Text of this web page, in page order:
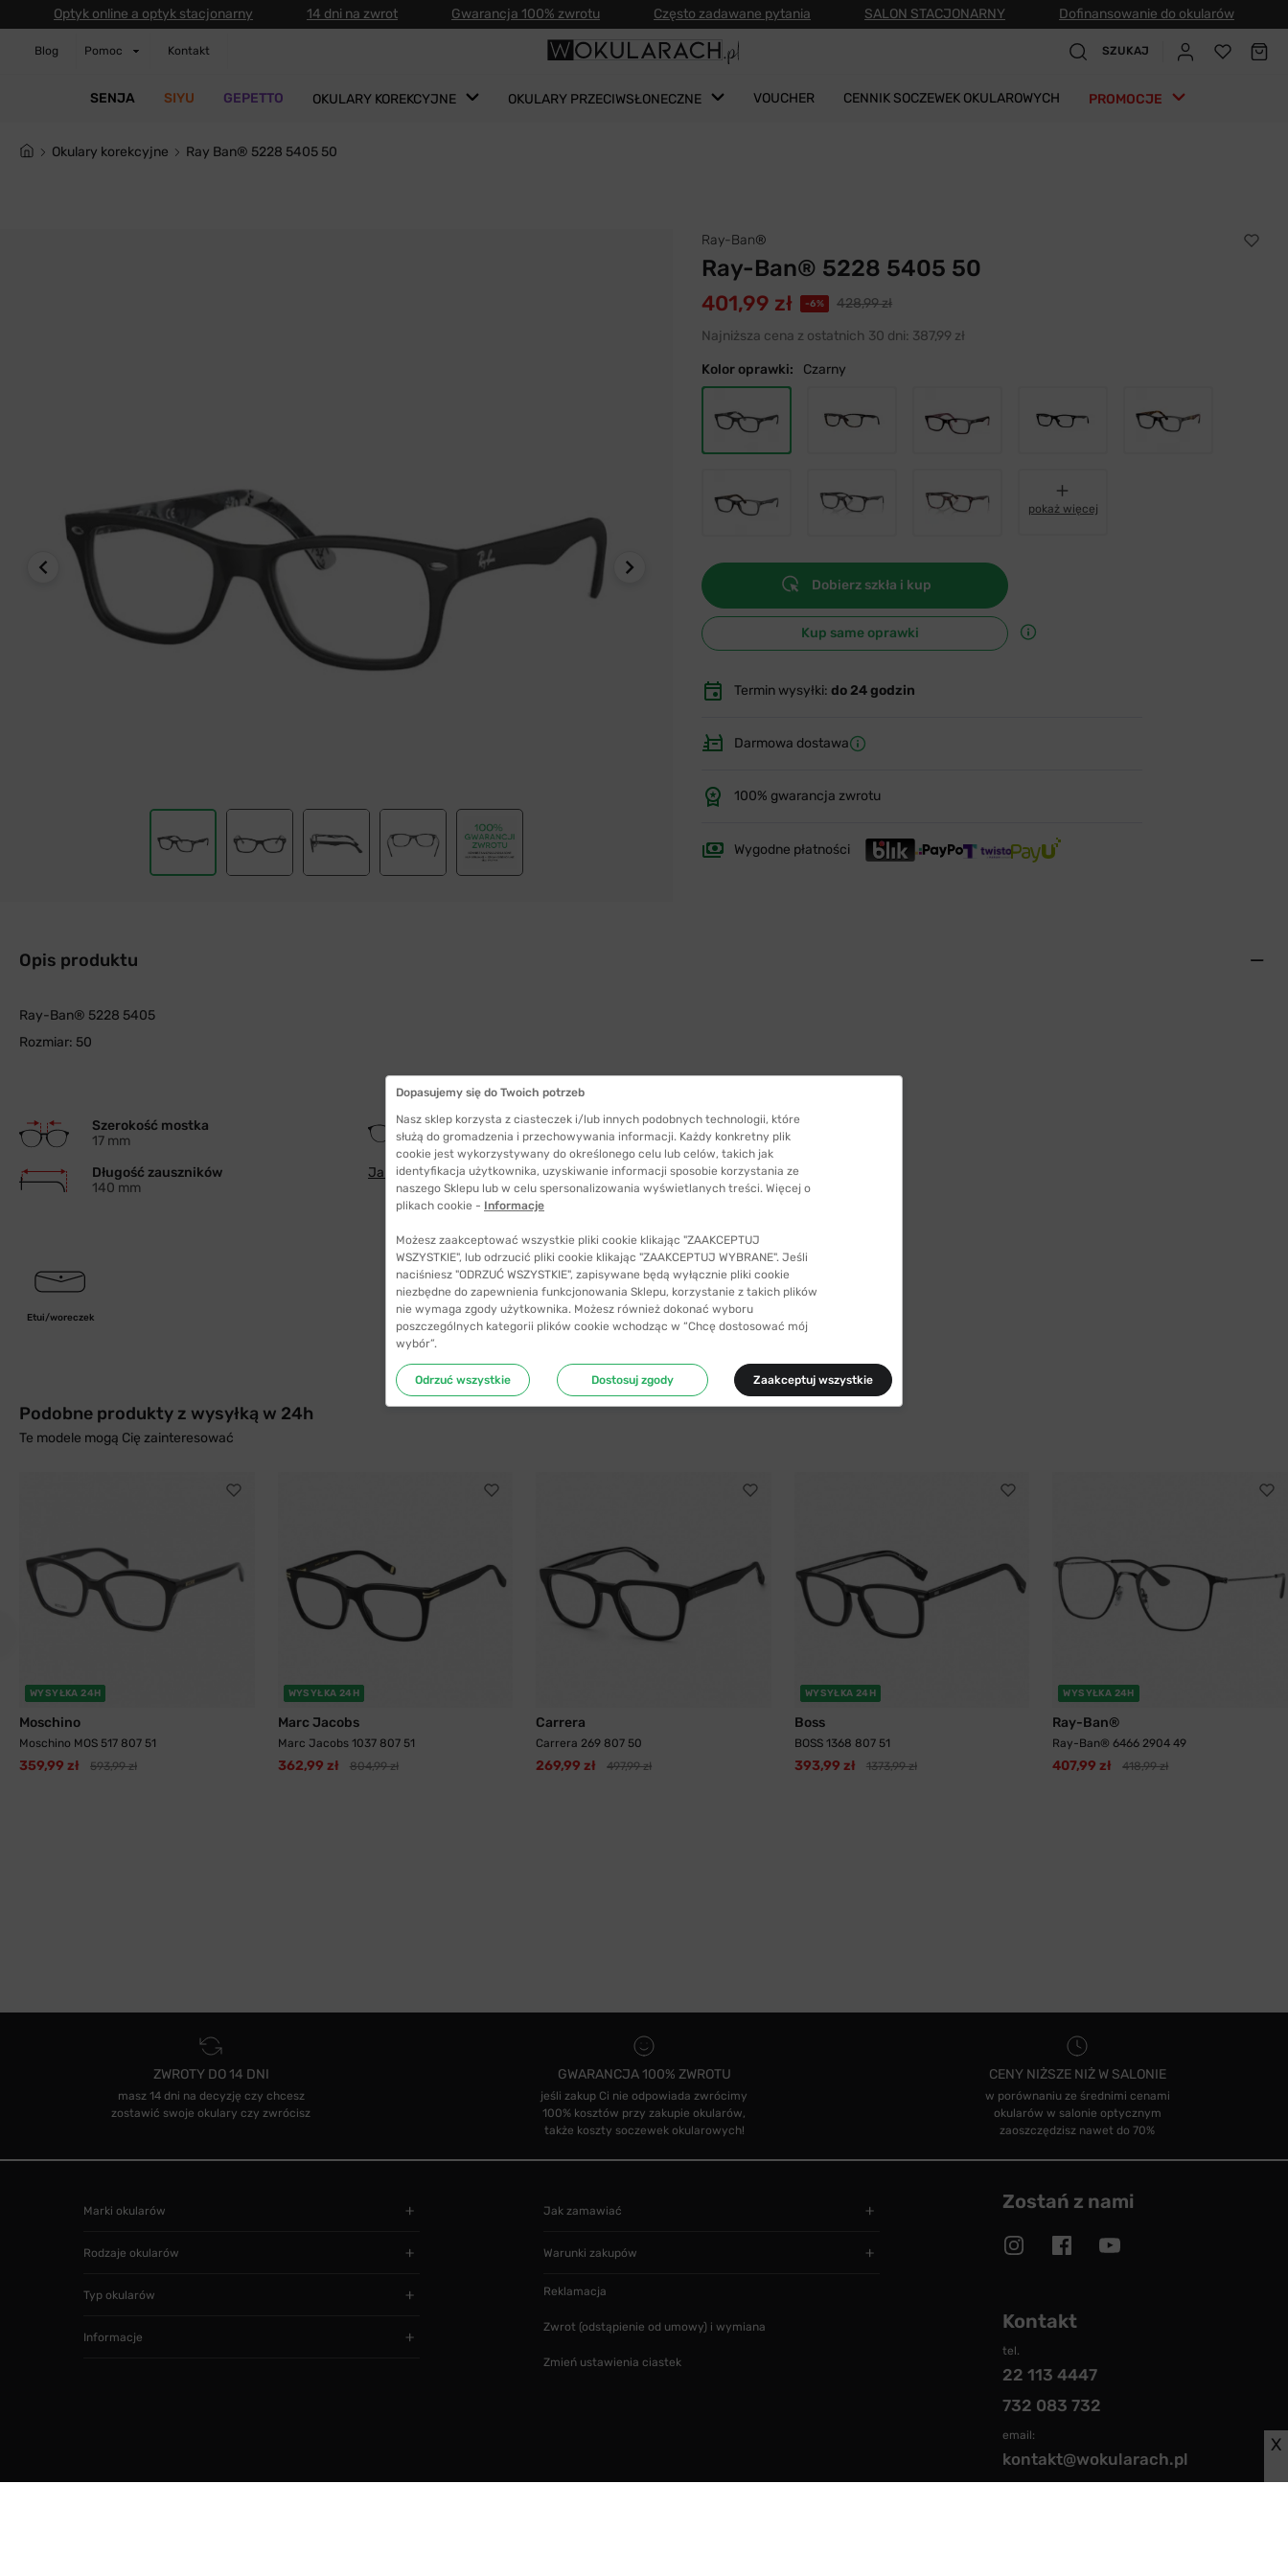
Optyk online a optyk stacjonarny 14 dni na zwrot Gwarancja 100% zwrotu Często zadawane pytania SALON STACJONARNY Dofinansowanie do okularów
Blog Pomoc Kontakt SZUKAJ
SENJA SIYU GEPETTO OKULARY KOREKCYJNE OKULARY PRZECIWSŁONECZNE VOUCHER CENNIK SOCZEWEK OKULAROWYCH PROMOCJE
Okulary korekcyjne Ray Ban® 5228 5405 50
Ray-Ban®
Ray-Ban® 5228 5405 50
401,99 zł -6%
428,99 zł
Najniższa cena z ostatnich 30 dni: 387,99 zł
Kolor oprawki: Czarny
pokaż więcej
Dobierz szkła i kup
Kup same oprawki
Termin wysyłki: do 24 godzin
Darmowa dostawa
100% gwarancja zwrotu
Wygodne płatności
Opis produktu
Ray-Ban® 5228 5405
Rozmiar: 50
Szerokość mostka
17 mm
Szerokość szkła
50 mm
Długość zauszników
140 mm
Jak wybrać odpowiedni rozmiar
Etui/woreczek
Podobne produkty z wysyłką w 24h
Te modele mogą Cię zainteresować
WYSYŁKA 24H
Moschino
Moschino MOS 517 807 51
359,99 zł 593,99 zł
WYSYŁKA 24H
Marc Jacobs
Marc Jacobs 1037 807 51
362,99 zł 804,99 zł
Carrera
Carrera 269 807 50
269,99 zł 497,99 zł
WYSYŁKA 24H
Boss
BOSS 1368 807 51
393,99 zł 1373,99 zł
WYSYŁKA 24H
Ray-Ban®
Ray-Ban® 6466 2904 49
407,99 zł 418,99 zł
ZWROTY DO 14 DNI
masz 14 dni na decyzję czy chcesz
zostawić swoje okulary czy zwrócisz
GWARANCJA 100% ZWROTU
jeśli zakup Ci nie odpowiada zwrócimy
100% kosztów przy zakupie okularów,
także koszty soczewek okularowych!
CENY NIŻSZE NIŻ W SALONIE
w porównaniu ze średnimi cenami
okularów w salonie optycznym
zaoszczędzisz nawet do 70%
Zostań z nami
Kontakt
tel.
22 113 4447
732 083 732
email:
kontakt@wokularach.pl
Marki okularów
Rodzaje okularów
Typ okularów
Informacje
Jak zamawiać
Warunki zakupów
Reklamacja
Zwrot (odstąpienie od umowy) i wymiana
Zmień ustawienia ciastek
Dopasujemy się do Twoich potrzeb
Nasz sklep korzysta z ciasteczek i/lub innych podobnych technologii, które
służą do gromadzenia i przechowywania informacji. Każdy konkretny plik
cookie jest wykorzystywany do określonego celu lub celów, takich jak
identyfikacja użytkownika, uzyskiwanie informacji sposobie korzystania ze
naszego Sklepu lub w celu spersonalizowania wyświetlanych treści. Więcej o
plikach cookie - Informacje
Możesz zaakceptować wszystkie pliki cookie klikając "ZAAKCEPTUJ
WSZYSTKIE", lub odrzucić pliki cookie klikając "ZAAKCEPTUJ WYBRANE". Jeśli
naciśniesz "ODRZUĆ WSZYSTKIE", zapisywane będą wyłącznie pliki cookie
niezbędne do zapewnienia funkcjonowania Sklepu, korzystanie z takich plików
nie wymaga zgody użytkownika. Możesz również dokonać wyboru
poszczególnych kategorii plików cookie wchodząc w “Chcę dostosować mój
wybór”.
Odrzuć wszystkie Dostosuj zgody Zaakceptuj wszystkie
X